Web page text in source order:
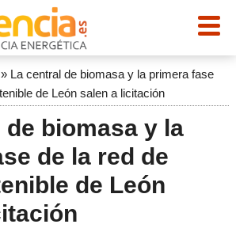
La central de biomasa y la primera fase
de León salen a licitación
de biomasa y la
de la red de
de León